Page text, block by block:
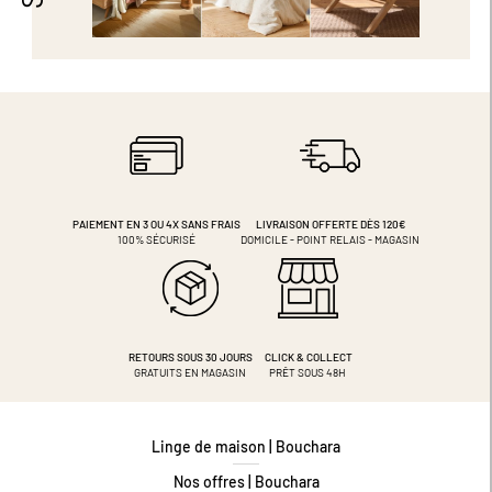
PAIEMENT EN 3 OU 4XSANS FRAIS
100% SÉCURISÉ
LIVRAISON OFFERTE DÈS 120€
DOMICILE - POINT RELAIS - MAGASIN
RETOURS SOUS 30 JOURS
GRATUITS EN MAGASIN
CLICK & COLLECT
PRÊT SOUS 48H
Linge de maison | Bouchara
Nos offres | Bouchara